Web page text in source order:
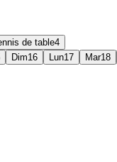
de table4
Dim16 Lun17 Mar18